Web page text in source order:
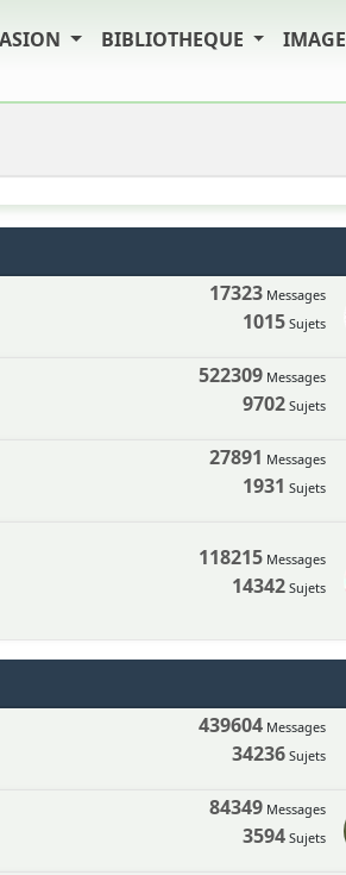
BIBLIOTHEQUE IMAGE
17323 Messages
1015 Sujets
522309 Messages
9702 Sujets
27891 Messages
1931 Sujets
118215 Messages
14342 Sujets
439604 Messages
34236 Sujets
84349 Messages
3594 Sujets